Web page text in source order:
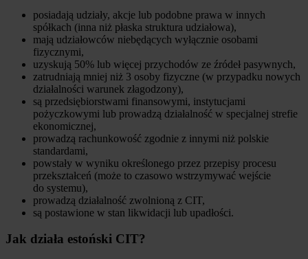
posiadają udziały, akcje lub podobne prawa w innych
spółkach (inna niż płaska struktura udziałowa),
mają udziałowców niebędących wyłącznie osobami
fizycznymi,
uzyskują 50% lub więcej przychodów ze źródeł pasywnych,
zatrudniają mniej niż 3 osoby fizyczne (w przypadku nowych
działalności warunek złagodzony),
są przedsiębiorstwami finansowymi, instytucjami
pożyczkowymi lub prowadzą działalność w specjalnej strefie
ekonomicznej,
prowadzą rachunkowość zgodnie z innymi niż polskie
standardami,
powstały w wyniku określonego przez przepisy procesu
przekształceń (może to czasowo wstrzymywać wejście
do systemu),
prowadzą działalność zwolnioną z CIT,
są postawione w stan likwidacji lub upadłości.
Jak działa estoński CIT?